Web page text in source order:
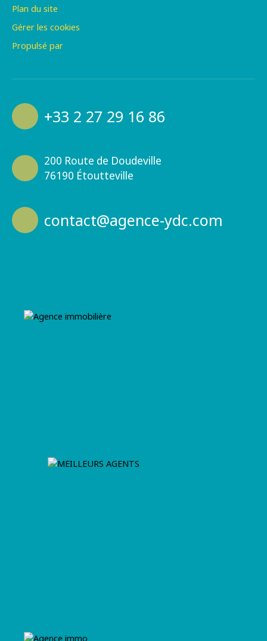
Plan du site
Gérer les cookies
Propulsé par
+33 2 27 29 16 86
200 Route de Doudeville
76190 Étoutteville
contact@agence-ydc.com